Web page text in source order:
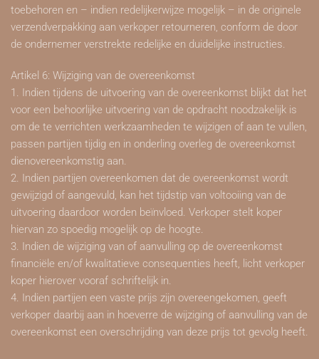
toebehoren en – indien redelijkerwijze mogelijk – in de originele
verzendverpakking aan verkoper retourneren, conform de door
de ondernemer verstrekte redelijke en duidelijke instructies.
Artikel 6: Wijziging van de overeenkomst
1. Indien tijdens de uitvoering van de overeenkomst blijkt dat het
voor een behoorlijke uitvoering van de opdracht noodzakelijk is
om de te verrichten werkzaamheden te wijzigen of aan te vullen,
passen partijen tijdig en in onderling overleg de overeenkomst
dienovereenkomstig aan.
2. Indien partijen overeenkomen dat de overeenkomst wordt
gewijzigd of aangevuld, kan het tijdstip van voltooiing van de
uitvoering daardoor worden beïnvloed. Verkoper stelt koper
hiervan zo spoedig mogelijk op de hoogte.
3. Indien de wijziging van of aanvulling op de overeenkomst
financiële en/of kwalitatieve consequenties heeft, licht verkoper
koper hierover vooraf schriftelijk in.
4. Indien partijen een vaste prijs zijn overeengekomen, geeft
verkoper daarbij aan in hoeverre de wijziging of aanvulling van de
overeenkomst een overschrijding van deze prijs tot gevolg heeft.